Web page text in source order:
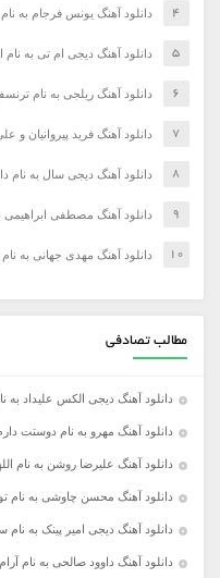
دانلود آهنگ یونس فرجام به
دانلود آهنگ دیجی ام تی به
دانلود آهنگ ریلجی به نام ترنسفورم 160
دانلود آهنگ فرید پیروانیان و
دانلود آهنگ دیجی سال به نام
دانلود آهنگ مصطفی ابراهیمی
دانلود آهنگ مهدی جهانی به نام
مطالب تصادفی
دانلود آهنگ دیجی الکس علیداد به نام وان
دانلود آهنگ مهرو به نام دوستت
دانلود آهنگ علیرضا روشن به نام
دانلود آهنگ محسن چاوشی به نام
دانلود آهنگ دیجی امیر پینک به
دانلود آهنگ داوود صالحی به نام